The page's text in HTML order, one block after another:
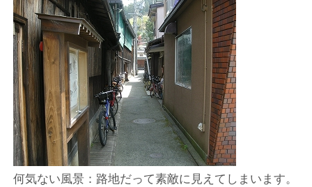
何気ない風景：路地だって素敵に見えてしまいます。